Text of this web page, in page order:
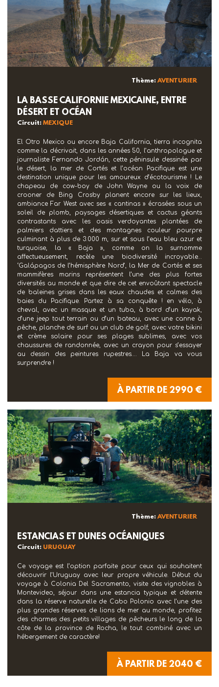
Thème:AVENTURIER
LA BASSE CALIFORNIE MEXICAINE, ENTRE
DÉSERT ET OCÉAN
Circuit: MEXIQUE
El Otro Mexico ou encore Baja California, tierra incognita
comme la décrivait, dans les années 50, l’anthropologue et
journaliste Fernando Jordán, cette péninsule dessinée par
le désert, la mer de Cortés et l’océan Pacifique est une
destination unique pour les amoureux d’écotourisme ! Le
chapeau de cow-boy de John Wayne ou la voix de
crooner de Bing Crosby planent encore sur les lieux,
ambiance Far West avec ses « cantinas » écrasées sous un
soleil de plomb, paysages désertiques et cactus géants
contrastants avec les oasis verdoyantes plantées de
palmiers dattiers et des montagnes couleur pourpre
culminant à plus de 3.000 m, sur et sous l’eau bleu azur et
turquoise, la « Baja », comme on la surnomme
affectueusement, recèle une biodiversité incroyable…
‘Galápagos de l’hémisphère Nord’, la Mer de Cortés et ses
mammifères marins représentent l’une des plus fortes
diversités au monde et que dire de cet envoûtant spectacle
de baleines grises dans les eaux chaudes et calmes des
baies du Pacifique. Partez à sa conquête ! en vélo, à
cheval, avec un masque et un tuba, à bord d’un kayak,
d’une jeep tout terrain ou d’un bateau, avec une canne à
pêche, planche de surf ou un club de golf, avec votre bikini
et crème solaire pour ses plages sublimes, avec vos
chaussures de randonnée, avec un crayon pour s’essayer
au dessin des peintures rupestres…. La Baja va vous
surprendre !
À PARTIR DE 2990 €
Thème:AVENTURIER
ESTANCIAS ET DUNES OCÉANIQUES
Circuit: URUGUAY
Ce voyage est l’option parfaite pour ceux qui souhaitent
découvrir l’Uruguay avec leur propre véhicule. Début du
voyage à Colonia Del Sacramento, visite des vignobles à
Montevideo, séjour dans une estancia typique et détente
dans la réserve naturelle de Cabo Polonio avec l’une des
plus grandes réserves de lions de mer au monde, profitez
des charmes des petits villages de pêcheurs le long de la
côte de la province de Rocha, le tout combiné avec un
hébergement de caractère!
À PARTIR DE 2040 €